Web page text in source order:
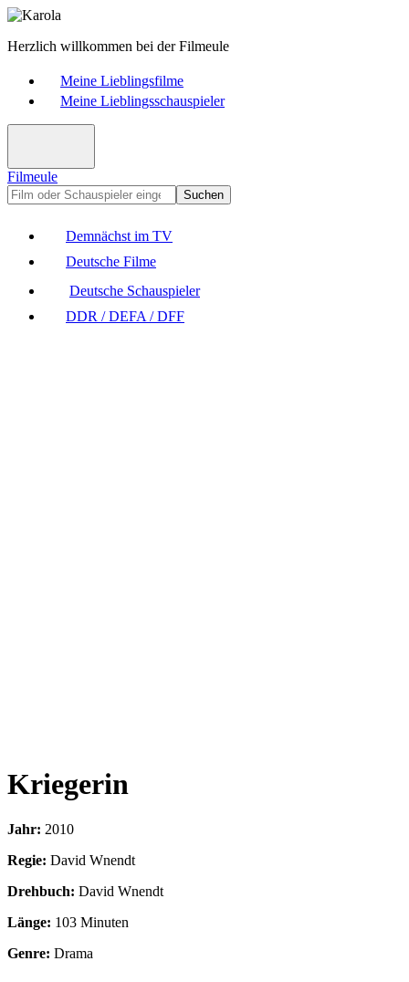
Herzlich willkommen bei der Filmeule
Meine Lieblingsfilme
Meine Lieblingsschauspieler
Filmeule
Suchen
Demnächst im TV
Deutsche Filme
Deutsche Schauspieler
DDR / DEFA / DFF
Kriegerin
Jahr: 2010
Regie: David Wnendt
Drehbuch: David Wnendt
Länge: 103 Minuten
Genre: Drama